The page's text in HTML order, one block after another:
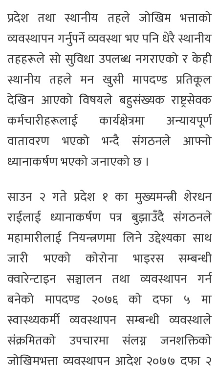
प्रदेश तथा स्थानीय तहले जोखिम भत्ताको
व्यवस्थापन गर्नुपर्ने व्यवस्था भए पनि धेरै स्थानीय
तहहरूले सो सुविधा उपलब्ध नगराएको र केही
स्थानीय तहले मन खुसी मापदण्ड प्रतिकूल
देखिन आएको विषयले बहुसंख्यक राष्ट्रसेवक
कर्मचारीहरूलाई कार्यक्षेत्रमा अन्यायपूर्ण
वातावरण भएको भन्दै संगठनले आफ्नो
ध्यानाकर्षण भएको जनाएको छ ।
साउन २ गते प्रदेश १ का मुख्यमन्त्री शेरधन
राईलाई ध्यानाकर्षण पत्र बुझाउँदै संगठनले
महामारीलाई नियन्त्रणमा लिने उद्देश्यका साथ
जारी भएको कोरोना भाइरस सम्बन्धी
क्वारेन्टाइन सञ्चालन तथा व्यवस्थापन गर्न
बनेको मापदण्ड २०७६ को दफा ५ मा
स्वास्थ्यकर्मी व्यवस्थापन सम्बन्धी व्यवस्थाले
संक्रमितको उपचारमा संलग्न जनशक्तिको
जोखिमभत्ता व्यवस्थापन आदेश २०७७ दफा २